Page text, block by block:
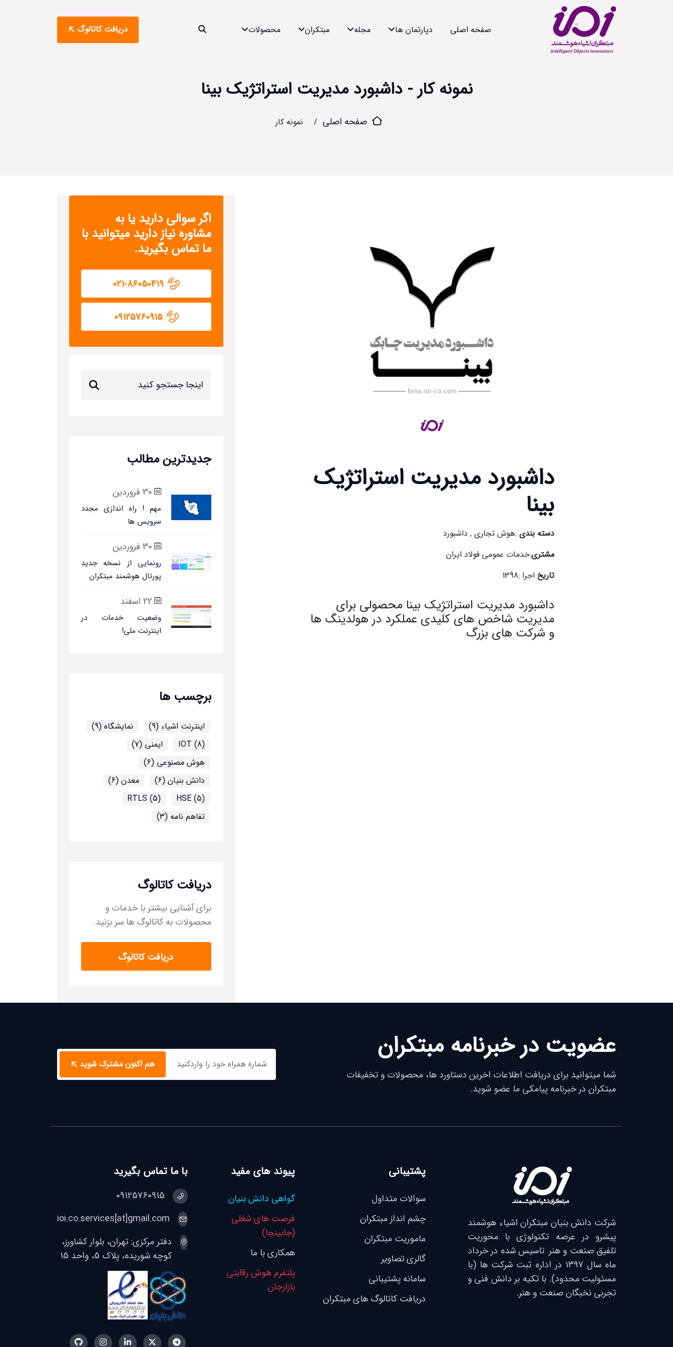
صفحه اصلی دپارتمان ها مجله مبتکران محصولات دریافت کاتالوگ
نمونه کار - داشبورد مدیریت استراتژیک بینا
صفحه اصلی نمونه کار
داشبورد مدیریت استراتژیک
بینا
دسته بندی:هوش تجاری , داشبورد
مشتری:خدمات عمومی فولاد ایران
تاریخاجرا :1398
داشبورد مدیریت استراتژیک بینا محصولی برای
مدیریت شاخص های کلیدی عملکرد در هولدینگ ها
و شرکت های بزرگ
اگر سوالی دارید یا به
مشاوره نیاز دارید میتوانید با
ما تماس بگیرید.
09125760915
جدیدترین مطالب
30 فروردین
مهم ! راه اندازی مجدد
سرویس ها
30 فروردین
رونمایی از نسخه جدید
پورتال هوشمند مبتکران
22 اسفند
وضعیت خدمات در
اینترنت ملی!
برچسب ها
اینترنت اشیاء (9)
نمایشگاه (9)
IOT (8)
ایمنی (7)
هوش مصنوعی (6)
دانش بنیان (6)
معدن (6)
HSE (5)
RTLS (5)
تفاهم نامه (3)
دریافت کاتالوگ
برای آشنایی بیشتر با خدمات و
محصولات به کاتالوگ ها سر بزنید.
دریافت کاتالوگ
عضویت در خبرنامه مبتکران
شما میتوانید برای دریافت اطلاعات اخرین دستاورد ها، محصولات و تخفیفات
مبتکران در خبرنامه پیامکی ما عضو شوید.
هم اکنون مشترک شوید
شرکت دانش بنیان مبتکران اشیاء هوشمند
پیشرو در عرصه تکنولوژی با محوریت
تلفیق صنعت و هنر. تاسیس شده در خرداد
ماه سال 1397 در اداره ثبت شرکت ها (با
مسئولیت محدود). با تکیه بر دانش فنی و
تجربی نخبگان صنعت و هنر.
پشتیبانی
سوالات متداول
چشم انداز مبتکران
ماموریت مبتکران
گالری تصاویر
سامانه پشتیبانی
دریافت کاتالوگ های مبتکران
پیوند های مفید
گواهی دانش بنیان
فرصت های شغلی
(جابینجا)
همکاری با ما
پلتفرم هوش رقابتی
بازارجان
با ما تماس بگیرید
09125760915
ioi.co.services[at]gmail.com
دفتر مرکزی: تهران، بلوار کشاورز،
کوچه شوریده، پلاک 5، واحد 15